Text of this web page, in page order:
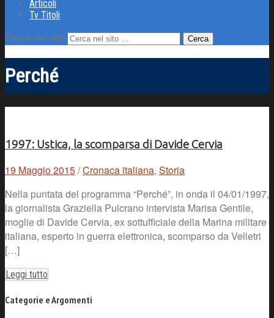
Articoli
Tv Titoli
Cerca nel sito
Perché
1997: Ustica, la scomparsa di Davide Cervia
19 Maggio 2015/Cronaca italiana, Storia
Nella puntata del programma “Perché”, in onda il 04/01/1997,
la giornalista Graziella Pulcrano intervista Marisa Gentile,
moglie di Davide Cervia, ex sottufficiale della Marina militare
italiana, esperto in guerra elettronica, scomparso da Velletri
[…]
Leggi tutto
Categorie e Argomenti